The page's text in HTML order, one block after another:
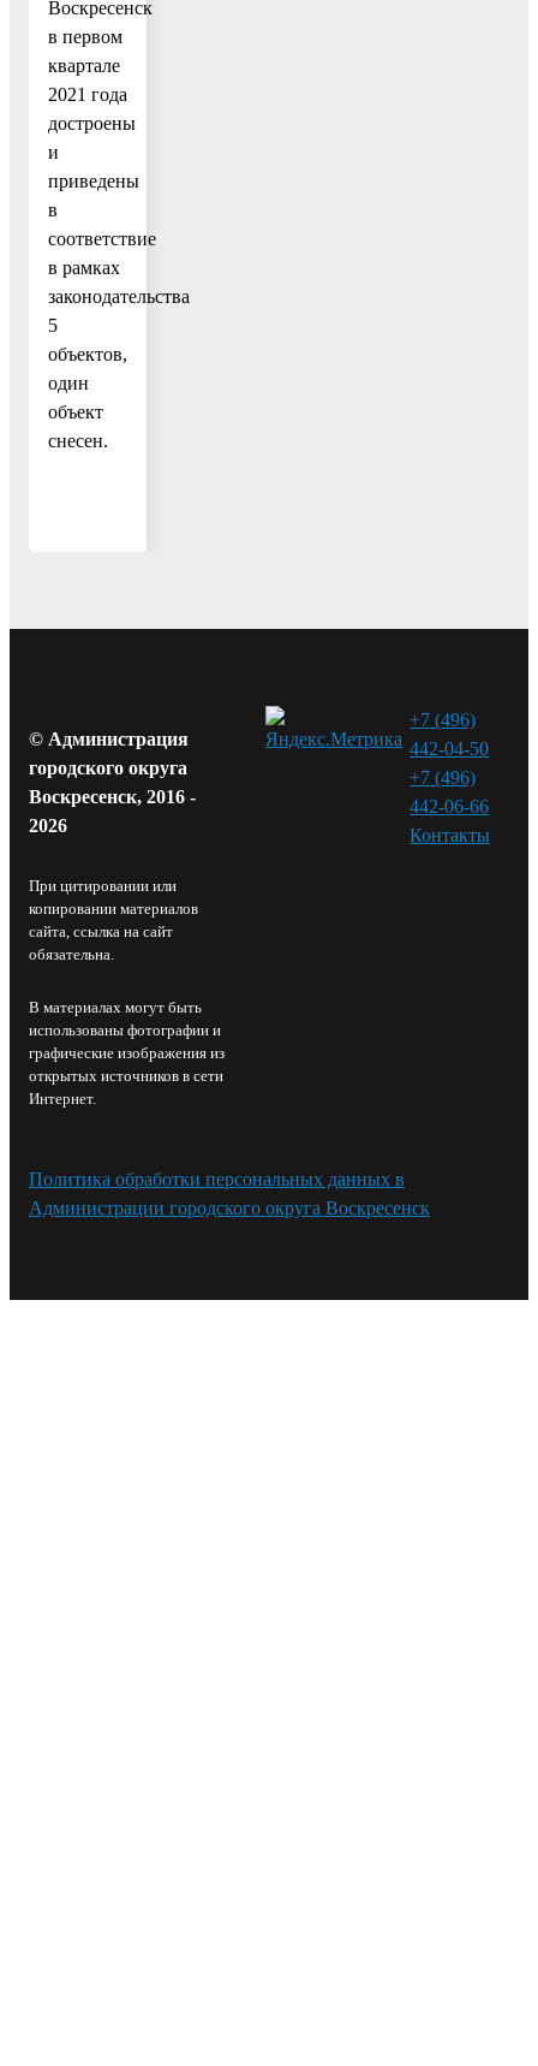
Воскресенск
в первом
квартале
2021 года
достроены
и
приведены
в
соответствие
в рамках
законодательства
5
объектов,
один
объект
снесен.
© Администрация
городского округа
Воскресенск, 2016 -
2026
При цитировании или
копировании материалов
сайта, ссылка на сайт
обязательна.
В материалах могут быть
использованы фотографии и
графические изображения из
открытых источников в сети
Интернет.
+7 (496)
442-04-50
+7 (496)
442-06-66
Контакты⁠
Политика обработки персональных данных в
Администрации городского округа Воскресенск